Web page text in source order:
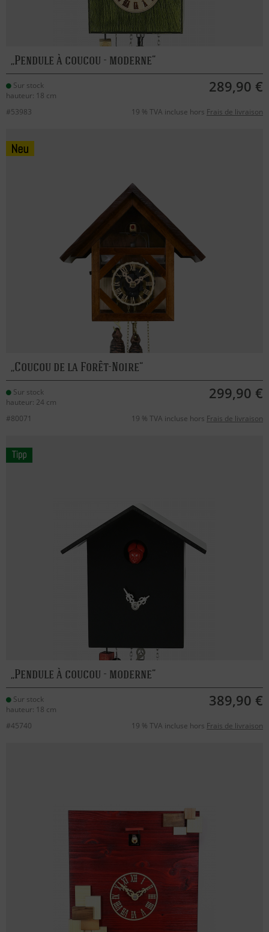
Pendule à coucou - moderne
Sur stock
hauteur: 18 cm
289,90 €
#53983 19 % TVA incluse hors Frais de livraison
Coucou de la Forêt-Noire
Sur stock
hauteur: 24 cm
299,90 €
#80071 19 % TVA incluse hors Frais de livraison
Pendule à coucou - moderne
Sur stock
hauteur: 18 cm
389,90 €
#45740 19 % TVA incluse hors Frais de livraison